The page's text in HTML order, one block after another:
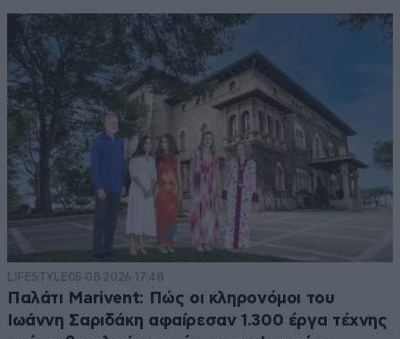
LIFESTYLE05·08·2026 17:48
Παλάτι Marivent: Πώς οι κληρονόμοι του
Ιωάννη Σαριδάκη αφαίρεσαν 1.300 έργα τέχνης